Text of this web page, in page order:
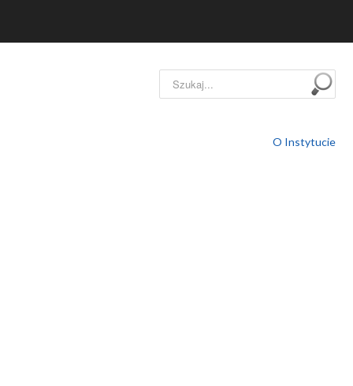
Szukaj...
O Instytucie